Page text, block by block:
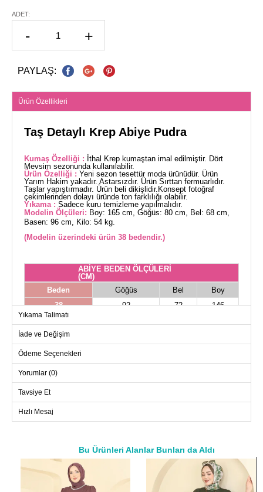
ADET:
- +
PAYLAŞ:
Ürün Özellikleri
Taş Detaylı Krep Abiye Pudra
Kumaş Özelliği : İthal Krep kumaştan imal edilmiştir. Dört
Mevsim sezonunda kullanılabilir.
Ürün Özelliği : Yeni sezon tesettür moda ürünüdür. Ürün
Yarım Hakim yakadır. Astarsızdır. Ürün Sırttan fermuarlıdır.
Taşlar yapıştırmadır. Ürün beli dikişlidir.Konsept fotoğraf
çekimlerinden dolayı üründe ton farklılığı olabilir.
Yıkama : Sadece kuru temizleme yapılmalıdır.
Modelin Ölçüleri: Boy: 165 cm, Göğüs: 80 cm, Bel: 68 cm,
Basen: 96 cm, Kilo: 54 kg.
(Modelin üzerindeki ürün 38 bedendir.)
ABİYE BEDEN ÖLÇÜLERİ
(CM)
Beden
Göğüs Bel
Boy
38
92 72
146
42
44
46
108 92
146
48
112 96
146
Yıkama Talimatı
İade ve Değişim
Ödeme Seçenekleri
Yorumlar (0)
Tavsiye Et
Hızlı Mesaj
Bu Ürünleri Alanlar Bunları da Aldı